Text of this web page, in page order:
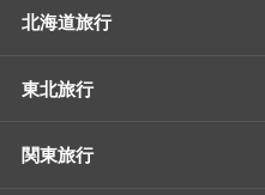
北海道旅行
東北旅行
関東旅行